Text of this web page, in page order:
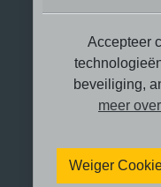
In oktober
Accepteer
beveiliging,
meer
Weiger